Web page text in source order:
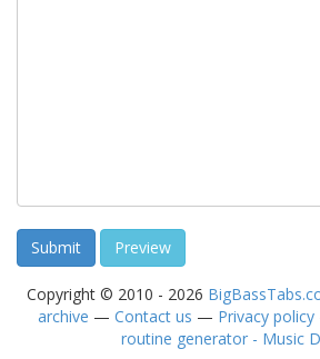
Copyright © 2010 - 2026
archive — Contact us — Privacy policy
routine generator - Music